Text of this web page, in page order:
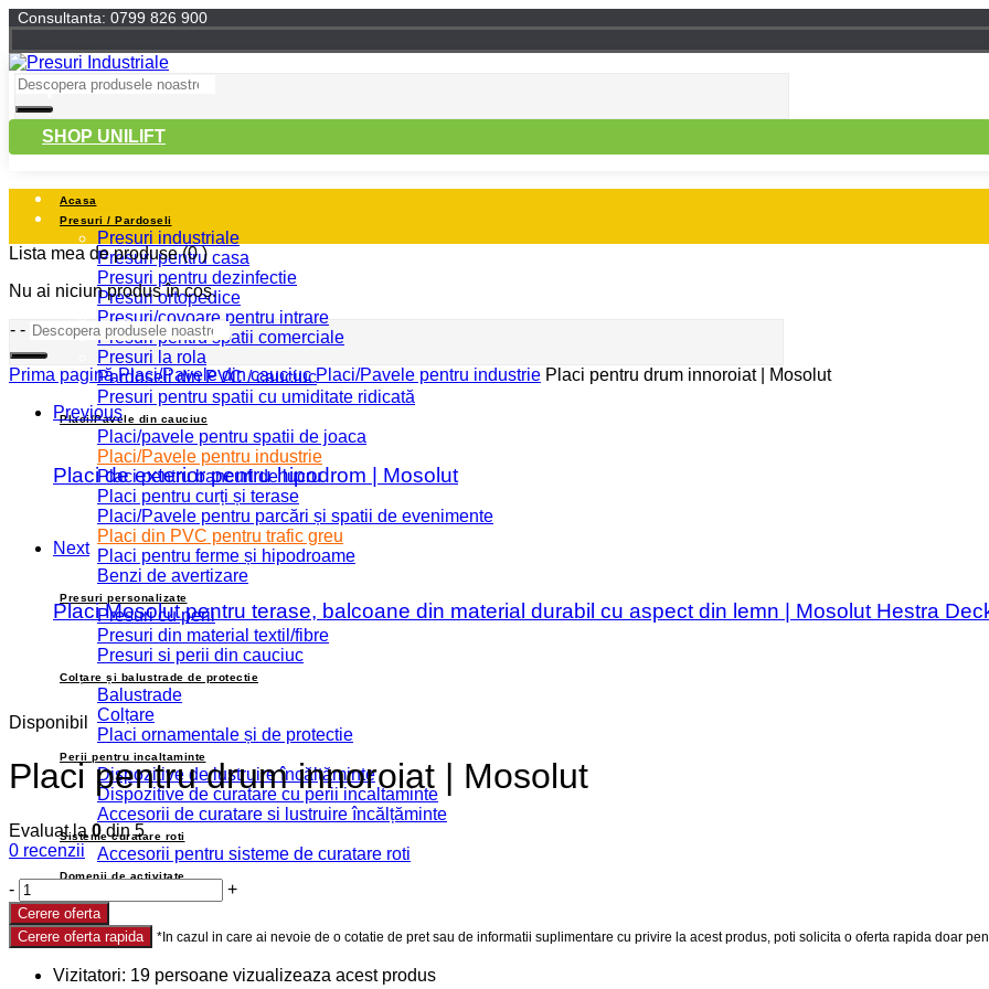
Consultanta: 0799 826 900
SHOP UNILIFT
Acasa
Presuri / Pardoseli
Presuri industriale
Presuri pentru casa
Presuri pentru dezinfectie
Presuri ortopedice
Presuri/covoare pentru intrare
Presuri pentru spatii comerciale
Presuri la rola
Pardoseli din PVC / cauciuc
Presuri pentru spatii cu umiditate ridicată
Placi/Pavele din cauciuc
Placi/pavele pentru spatii de joaca
Placi/Pavele pentru industrie
Placi pentru bancuri de lucru
Placi pentru curți și terase
Placi/Pavele pentru parcări și spatii de evenimente
Placi din PVC pentru trafic greu
Placi pentru ferme și hipodroame
Benzi de avertizare
Presuri personalizate
Presuri cu perii
Presuri din material textil/fibre
Presuri si perii din cauciuc
Colțare și balustrade de protectie
Balustrade
Colțare
Placi ornamentale și de protectie
Perii pentru incaltaminte
Dispozitive de lustruire încălțăminte
Dispozitive de curatare cu perii incaltaminte
Accesorii de curatare si lustruire încălțăminte
Sisteme curatare roti
Accesorii pentru sisteme de curatare roti
Domenii de activitate
Lista mea de produse(0 )
Nu ai niciun produs în coș.
- -
Prima pagină Placi/Pavele din cauciuc Placi/Pavele pentru industrie Placi pentru drum innoroiat | Mosolut
Previous
Placi de exterior pentru hipodrom | Mosolut
Next
Placi Mosolut pentru terase, balcoane din material durabil cu aspect din lemn | Mosolut Hestra
Disponibil
Placi pentru drum innoroiat | Mosolut
Evaluat la0din 5
0 recenzii
- +
Cerere oferta
Cerere oferta rapida
Vizitatori: 19 persoane vizualizeaza acest produs